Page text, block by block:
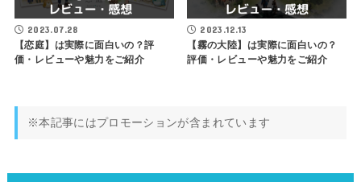
2023.07.28
【恋庭】は実際に面白いの？評
価・レビューや魅力をご紹介
2023.12.13
【霧の大陸】は実際に面白いの？
評価・レビューや魅力をご紹介
※本記事にはプロモーションが含まれています